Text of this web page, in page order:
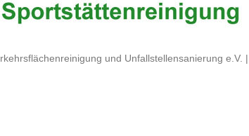
und Unfallstellensanierung e.V.